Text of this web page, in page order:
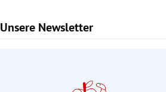
Unsere Newsletter
Slide 1 von 9